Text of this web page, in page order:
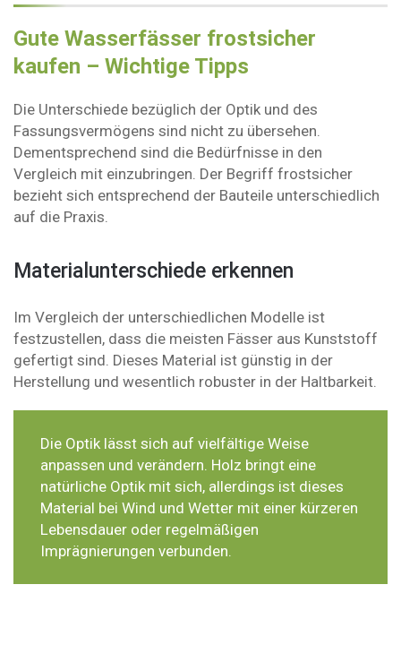
Gute Wasserfässer frostsicher
kaufen – Wichtige Tipps
Die Unterschiede bezüglich der Optik und des
Fassungsvermögens sind nicht zu übersehen.
Dementsprechend sind die Bedürfnisse in den
Vergleich mit einzubringen. Der Begriff frostsicher
bezieht sich entsprechend der Bauteile unterschiedlich
auf die Praxis.
Materialunterschiede erkennen
Im Vergleich der unterschiedlichen Modelle ist
festzustellen, dass die meisten Fässer aus Kunststoff
gefertigt sind. Dieses Material ist günstig in der
Herstellung und wesentlich robuster in der Haltbarkeit.
Die Optik lässt sich auf vielfältige Weise
anpassen und verändern. Holz bringt eine
natürliche Optik mit sich, allerdings ist dieses
Material bei Wind und Wetter mit einer kürzeren
Lebensdauer oder regelmäßigen
Imprägnierungen verbunden.